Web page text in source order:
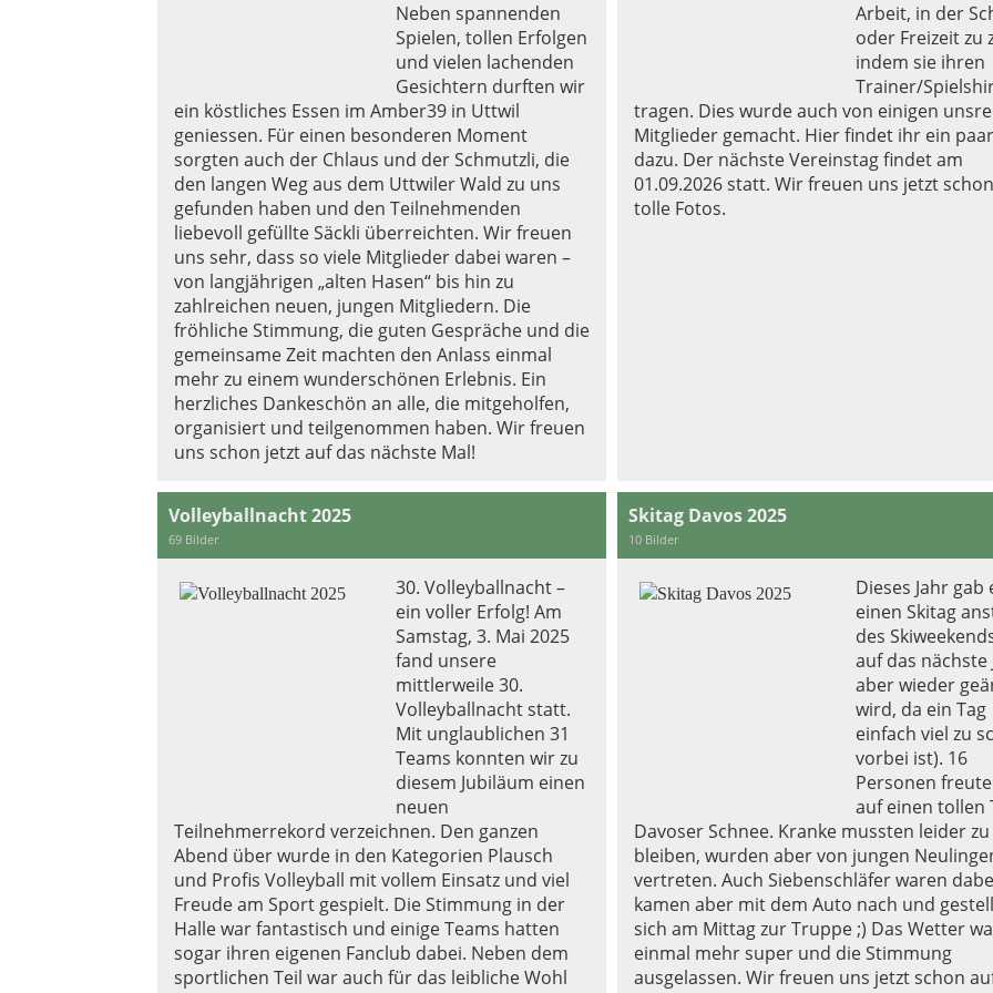
Neben spannenden
Spielen, tollen Erfolgen
und vielen lachenden
Gesichtern durften wir
ein köstliches Essen im Amber39 in Uttwil
geniessen. Für einen besonderen Moment
sorgten auch der Chlaus und der Schmutzli, die
den langen Weg aus dem Uttwiler Wald zu uns
gefunden haben und den Teilnehmenden
liebevoll gefüllte Säckli überreichten. Wir freuen
uns sehr, dass so viele Mitglieder dabei waren –
von langjährigen „alten Hasen“ bis hin zu
zahlreichen neuen, jungen Mitgliedern. Die
fröhliche Stimmung, die guten Gespräche und die
gemeinsame Zeit machten den Anlass einmal
mehr zu einem wunderschönen Erlebnis. Ein
herzliches Dankeschön an alle, die mitgeholfen,
organisiert und teilgenommen haben. Wir freuen
uns schon jetzt auf das nächste Mal!
Arbeit, in der
oder Freizeit zu
indem sie ihren
Trainer/
tragen. Dies wurde auch von einigen
Mitglieder gemacht. Hier findet ihr ein
dazu. Der nächste Vereinstag findet am
01.09.2026 statt. Wir freuen uns jetzt
tolle Fotos.
Volleyballnacht 2025
69 Bilder
30. Volleyballnacht –
ein voller Erfolg! Am
Samstag, 3. Mai 2025
fand unsere
mittlerweile 30.
Volleyballnacht statt.
Mit unglaublichen 31
Teams konnten wir zu
diesem Jubiläum einen
neuen
Teilnehmerrekord verzeichnen. Den ganzen
Abend über wurde in den Kategorien Plausch
und Profis Volleyball mit vollem Einsatz und viel
Freude am Sport gespielt. Die Stimmung in der
Halle war fantastisch und einige Teams hatten
sogar ihren eigenen Fanclub dabei. Neben dem
sportlichen Teil war auch für das leibliche Wohl
Skitag Davos 2025
10 Bilder
Dieses Jahr gab
einen Skitag
des
auf das nächste
aber wieder
wird, da ein Tag
einfach viel zu
vorbei ist). 16
Personen
auf einen tollen
Davoser Schnee. Kranke mussten leider
bleiben, wurden aber von jungen
vertreten. Auch Siebenschläfer waren
kamen aber mit dem Auto nach und
sich am Mittag zur Truppe ;) Das Wetter
einmal mehr super und die Stimmung
ausgelassen. Wir freuen uns jetzt schon